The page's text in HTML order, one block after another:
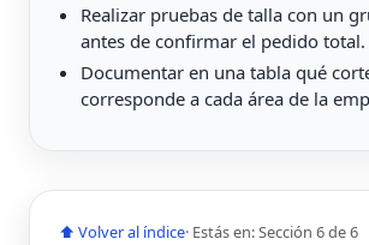
Realizar pruebas de talla con un
antes de confirmar el pedido total.
Documentar en una tabla qué
corresponde a cada área de la
⬆ Volver al índice· Estás en: Sección 6 de 6